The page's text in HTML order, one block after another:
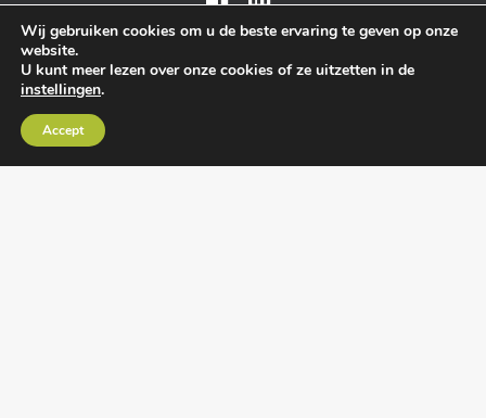
leveringsvoorwaarden
Wij gebruiken cookies om u de beste ervaring te geven op onze
website.
U kunt meer lezen over onze cookies of ze uitzetten in de
instellingen.
Accept